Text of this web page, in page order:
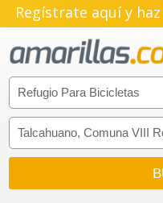
Regístrate aquí y